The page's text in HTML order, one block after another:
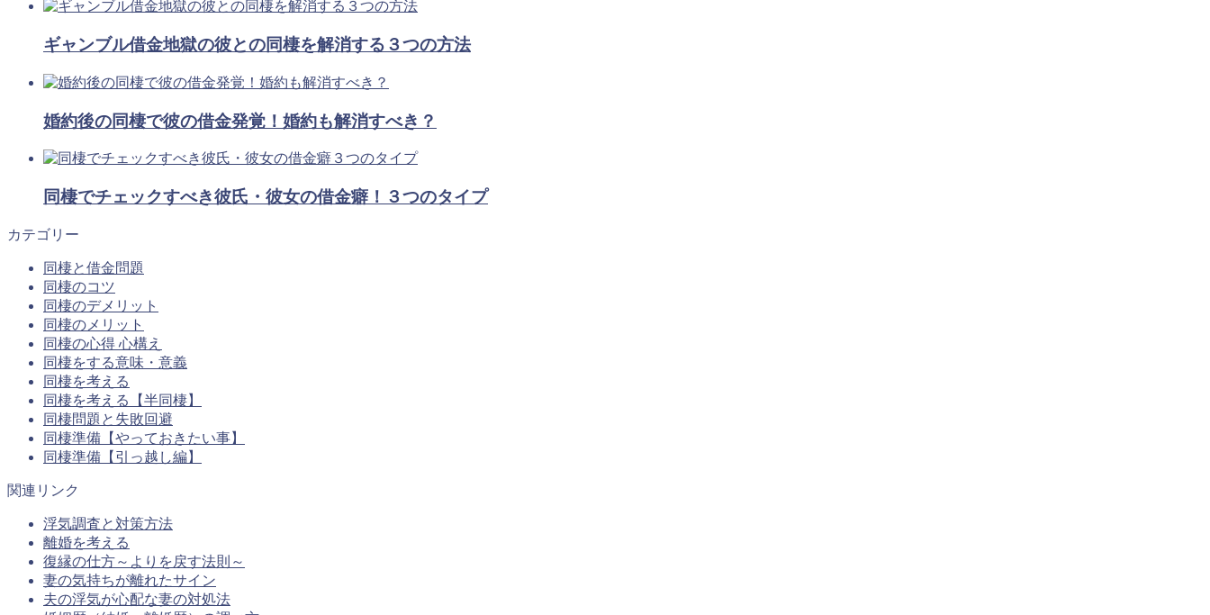
ギャンブル借金地獄の彼との同棲を解消する３つの方法
婚約後の同棲で彼の借金発覚！婚約も解消すべき？
同棲でチェックすべき彼氏・彼女の借金癖！３つのタイプ
カテゴリー
同棲と借金問題
同棲のコツ
同棲のデメリット
同棲のメリット
同棲の心得 心構え
同棲をする意味・意義
同棲を考える
同棲を考える【半同棲】
同棲問題と失敗回避
同棲準備【やっておきたい事】
同棲準備【引っ越し編】
関連リンク
浮気調査と対策方法
離婚を考える
復縁の仕方～よりを戻す法則～
妻の気持ちが離れたサイン
夫の浮気が心配な妻の対処法